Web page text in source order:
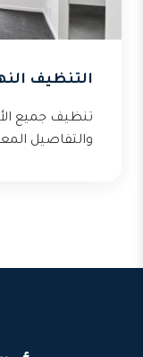
التنظيف
تنظيف جميع
والتفاصيل